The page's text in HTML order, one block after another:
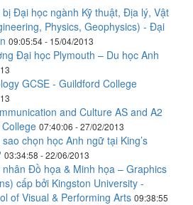
Đại học ngành Kỹ thuật, Địa lý, Vật
Physics, Geophysics) - Đại
09:05:54 - 15/04/2013
Đại học Plymouth – Du học Anh
GCSE - Guildford College
and Culture AS and A2
07:40:06 - 27/02/2013
chọn học Anh ngữ tại King’s
03:34:58 - 22/06/2013
Đồ họa & Minh họa – Graphics
cấp bởi Kingston University -
of Visual & Performing Arts 09:38:55